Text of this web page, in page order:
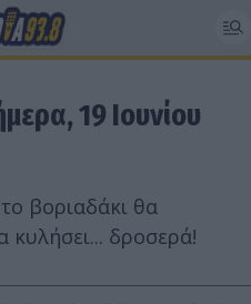
19 Ιουνίου
βοριαδάκι θα
κυλήσει... δροσερά!